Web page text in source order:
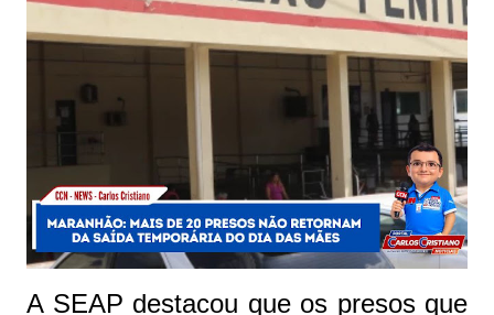
A SEAP destacou que os presos que